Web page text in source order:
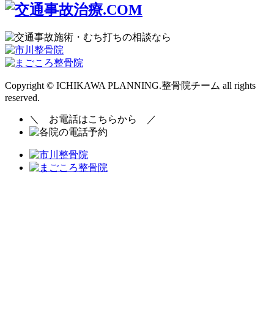
Copyright © ICHIKAWA PLANNING.整骨院チーム all rights
reserved.
＼ お電話はこちらから ／